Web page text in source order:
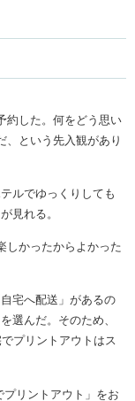
約した。何をどう思い
、という先入観があり
ルでゆっくりしても
見れる。
しかったからよかった
宅へ配送」があるの
選んだ。そのため、
プリントアウトはス
リントアウト」をお